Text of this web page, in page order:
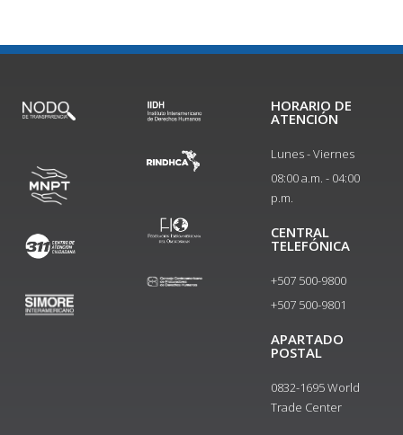
HORARIO DE
ATENCIÓN
Lunes - Viernes
08:00 a.m. - 04:00
p.m.
CENTRAL
TELEFÓNICA
+507 500-9800
+507 500-9801​
APARTADO
POSTAL
0832-1695 World
Trade Center